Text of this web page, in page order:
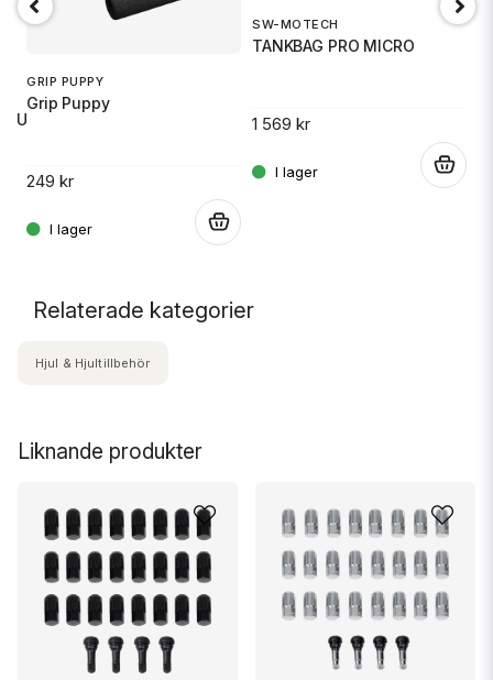
RU
GRIP PUPPY
Grip Puppy
249 kr
SW-MOTECH
TANKBAG PRO MICRO
1 569 kr
Liknande produkter
Relaterade kategorier
Hjul & Hjultillbehör